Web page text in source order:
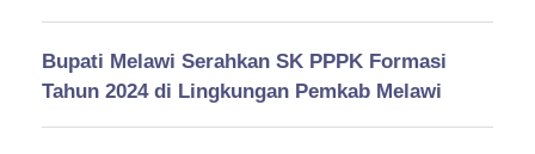
Bupati Melawi Serahkan SK PPPK Formasi
Tahun 2024 di Lingkungan Pemkab Melawi